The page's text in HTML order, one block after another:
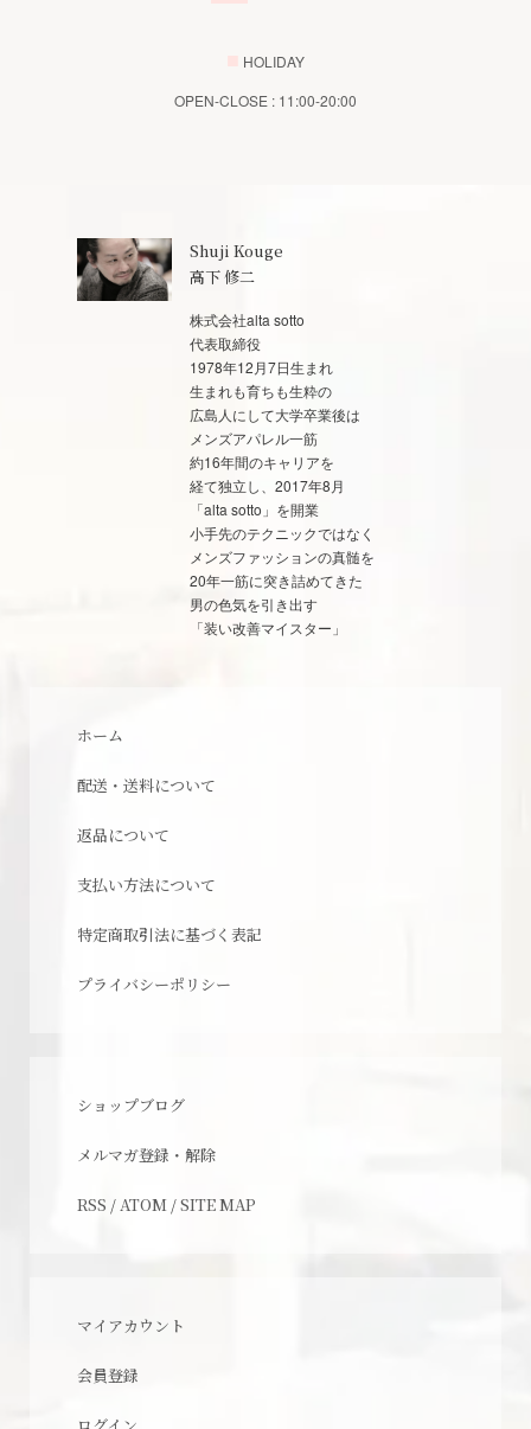
HOLIDAY
OPEN-CLOSE : 11:00-20:00
Shuji Kouge
高下 修二
株式会社alta sotto
代表取締役
1978年12月7日生まれ
生まれも育ちも生粋の
広島人にして大学卒業後は
メンズアパレル一筋
約16年間のキャリアを
経て独立し、2017年8月
「alta sotto」を開業
小手先のテクニックではなく
メンズファッションの真髄を
20年一筋に突き詰めてきた
男の色気を引き出す
「装い改善マイスター」
ホーム
配送・送料について
返品について
支払い方法について
特定商取引法に基づく表記
プライバシーポリシー
ショップブログ
メルマガ登録・解除
RSS / ATOM /SITE MAP
マイアカウント
会員登録
ログイン